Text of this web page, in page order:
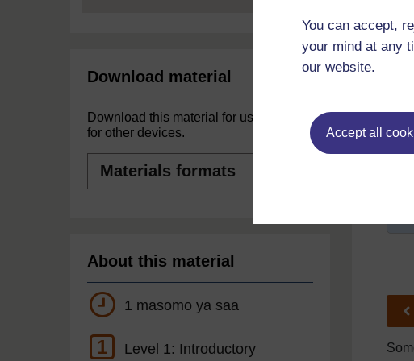
You can accept,
your mind at any
our website.
Accept all
Download material
Download this material for use offline or
for other devices.
formats
About this material
1 masomo ya saa
1 Level 1: Introductory